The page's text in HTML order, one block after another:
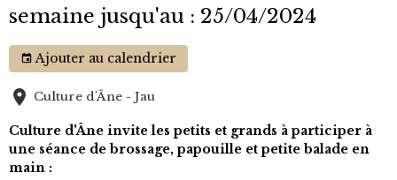
semaine jusqu'au : 25/04/2024
Ajouter au calendrier
Culture d'Âne - Jau
Culture d'Âne invite les petits et grands à participer à
une séance de brossage, papouille et petite balade en
main :